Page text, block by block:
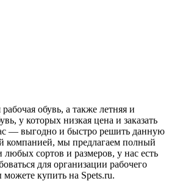
обувь, а также летняя и
у которых низкая цена и заказать
— выгодно и быстро решить данную
компанией, мы предлагаем полный
любых сортов и размеров, у нас есть
для организации рабочего
купить на Spets.ru.